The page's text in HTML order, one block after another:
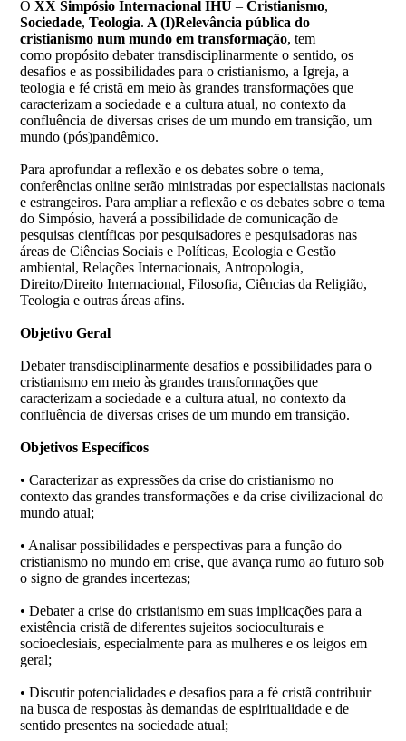
OXX Simpósio Internacional IHU– Cristianismo,
Sociedade, Teologia. A (I)Relevância pública do
cristianismo num mundo em transformação, tem
como propósito debater transdisciplinarmente o sentido, os
desafios e as possibilidades para o cristianismo, a Igreja, a
teologia e fé cristã em meio às grandes transformações que
caracterizam a sociedade e a cultura atual, no contexto da
confluência de diversas crises de um mundo em transição, um
mundo (pós)pandêmico.
Para aprofundar a reflexão e os debates sobre o tema,
conferências online serão ministradas por especialistas nacionais
e estrangeiros. Para ampliar a reflexão e os debates sobre o tema
do Simpósio, haverá a possibilidade de comunicação de
pesquisas científicas por pesquisadores e pesquisadoras nas
áreas de Ciências Sociais e Políticas, Ecologia e Gestão
ambiental, Relações Internacionais, Antropologia,
Direito/Direito Internacional, Filosofia, Ciências da Religião,
Teologia e outras áreas afins.
Objetivo Geral
Debater transdisciplinarmente desafios e possibilidades para o
cristianismo em meio às grandes transformações que
caracterizam a sociedade e a cultura atual, no contexto da
confluência de diversas crises de um mundo em transição.
Objetivos Específicos
• Caracterizar as expressões da crise do cristianismo no
contexto das grandes transformações e da crise civilizacional do
mundo atual;
• Analisar possibilidades e perspectivas para a função do
cristianismo no mundo em crise, que avança rumo ao futuro sob
o signo de grandes incertezas;
• Debater a crise do cristianismo em suas implicações para a
existência cristã de diferentes sujeitos socioculturais e
socioeclesiais, especialmente para as mulheres e os leigos em
geral;
• Discutir potencialidades e desafios para a fé cristã contribuir
na busca de respostas às demandas de espiritualidade e de
sentido presentes na sociedade atual;